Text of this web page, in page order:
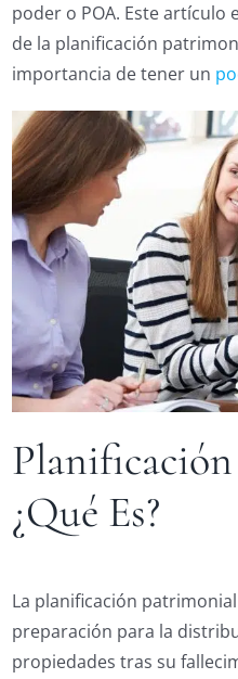
poder o POA. Este
de la planificación
importancia de tener un
¿Qué Es?
La planificación
preparación para la
propiedades tras su